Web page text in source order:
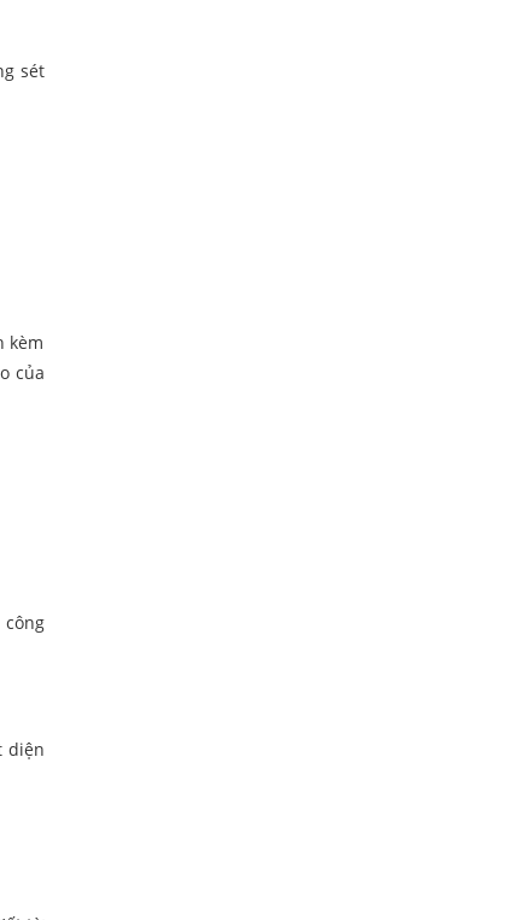
sét
kèm
của
diện